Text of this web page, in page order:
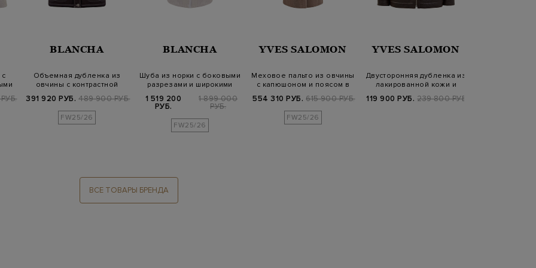
BLANCHA
Объемная дубленка из
овчины с контрастной
391 920 РУБ. 489 900 РУБ.
FW25/26
BLANCHA
Шуба из норки с боковыми
разрезами и широкими
1 519 200
РУБ.
1 899 000
РУБ.
FW25/26
YVES SALOMON
Меховое пальто из овчины
с капюшоном и поясом в
554 310 РУБ. 615 900 РУБ.
FW25/26
YVES SALOMON
Двусторонняя дубленка из
лакированной кожи и
119 900 РУБ. 239 800 РУБ.
ВСЕ ТОВАРЫ БРЕНДА